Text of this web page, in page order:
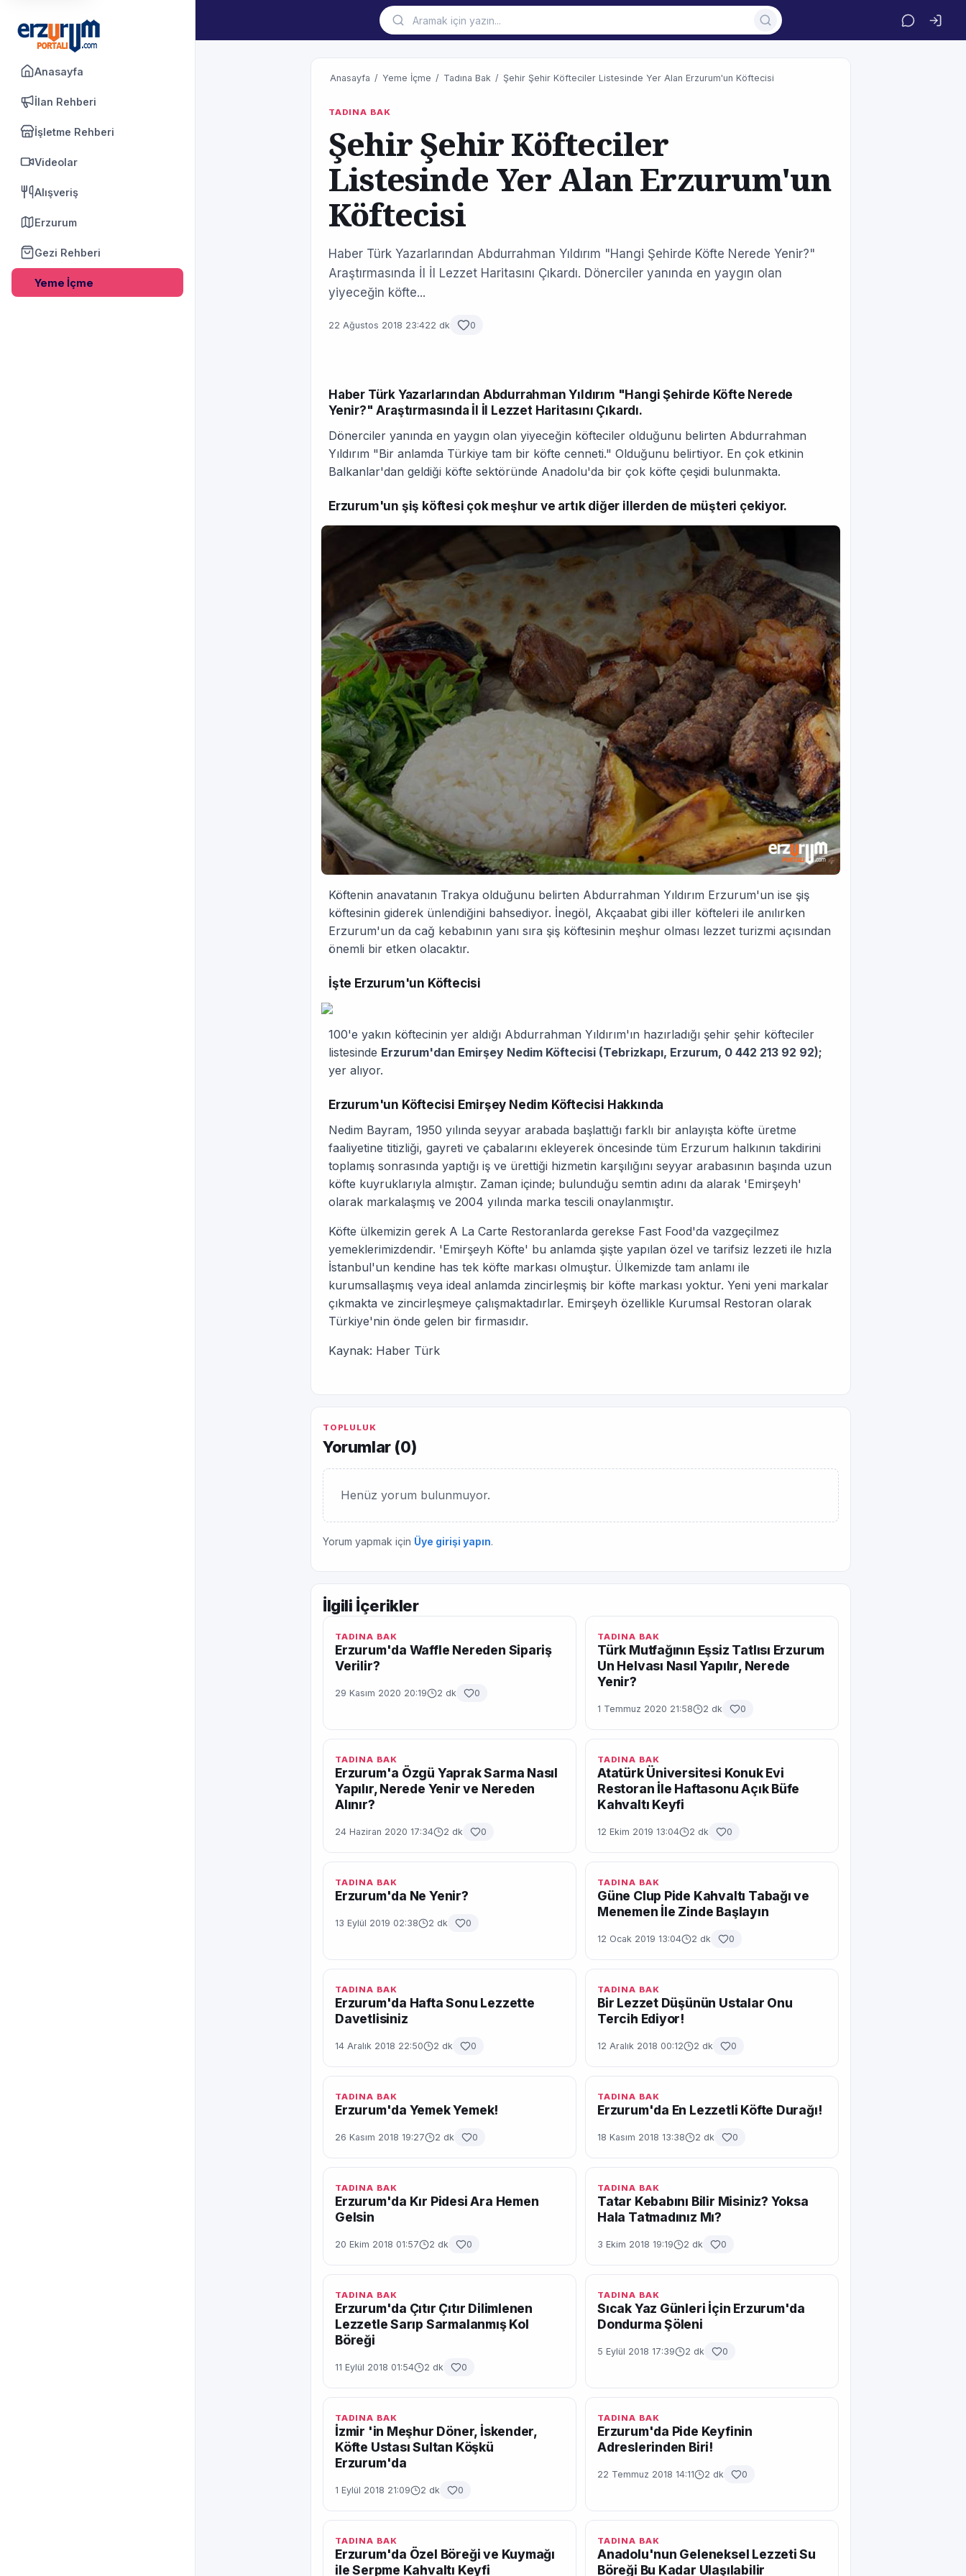
Anasayfa
İlan Rehberi
İşletme Rehberi
Videolar
Alışveriş
Erzurum
Gezi Rehberi
Yeme İçme
Anasayfa / Yeme İçme / Tadına Bak / Şehir Şehir Köfteciler Listesinde Yer Alan Erzurum'un Köftecisi
TADINA BAK
Şehir Şehir Köfteciler
Listesinde Yer Alan Erzurum'un
Köftecisi
Haber Türk Yazarlarından Abdurrahman Yıldırım "Hangi Şehirde Köfte Nerede Yenir?"
Araştırmasında İl İl Lezzet Haritasını Çıkardı. Dönerciler yanında en yaygın olan
yiyeceğin köfte...
22 Ağustos 2018 23:422 dk 0
Haber Türk Yazarlarından Abdurrahman Yıldırım "Hangi Şehirde Köfte Nerede
Yenir?" Araştırmasında İl İl Lezzet Haritasını Çıkardı.
Dönerciler yanında en yaygın olan yiyeceğin köfteciler olduğunu belirten Abdurrahman
Yıldırım "Bir anlamda Türkiye tam bir köfte cenneti." Olduğunu belirtiyor. En çok etkinin
Balkanlar'dan geldiği köfte sektöründe Anadolu'da bir çok köfte çeşidi bulunmakta.
Erzurum'un şiş köftesi çok meşhur ve artık diğer illerden de müşteri çekiyor.
Köftenin anavatanın Trakya olduğunu belirten Abdurrahman Yıldırım Erzurum'un ise şiş
köftesinin giderek ünlendiğini bahsediyor. İnegöl, Akçaabat gibi iller köfteleri ile anılırken
Erzurum'un da cağ kebabının yanı sıra şiş köftesinin meşhur olması lezzet turizmi açısından
önemli bir etken olacaktır.
İşte Erzurum'un Köftecisi
100'e yakın köftecinin yer aldığı Abdurrahman Yıldırım'ın hazırladığı şehir şehir köfteciler
listesinde Erzurum'dan Emirşey Nedim Köftecisi (Tebrizkapı, Erzurum, 0 442 213 92 92);
yer alıyor.
Erzurum'un Köftecisi Emirşey Nedim Köftecisi Hakkında
Nedim Bayram, 1950 yılında seyyar arabada başlattığı farklı bir anlayışta köfte üretme
faaliyetine titizliği, gayreti ve çabalarını ekleyerek öncesinde tüm Erzurum halkının takdirini
toplamış sonrasında yaptığı iş ve ürettiği hizmetin karşılığını seyyar arabasının başında uzun
köfte kuyruklarıyla almıştır. Zaman içinde; bulunduğu semtin adını da alarak 'Emirşeyh'
olarak markalaşmış ve 2004 yılında marka tescili onaylanmıştır.
Köfte ülkemizin gerek A La Carte Restoranlarda gerekse Fast Food'da vazgeçilmez
yemeklerimizdendir. 'Emirşeyh Köfte' bu anlamda şişte yapılan özel ve tarifsiz lezzeti ile hızla
İstanbul'un kendine has tek köfte markası olmuştur. Ülkemizde tam anlamı ile
kurumsallaşmış veya ideal anlamda zincirleşmiş bir köfte markası yoktur. Yeni yeni markalar
çıkmakta ve zincirleşmeye çalışmaktadırlar. Emirşeyh özellikle Kurumsal Restoran olarak
Türkiye'nin önde gelen bir firmasıdır.
Kaynak: Haber Türk
TOPLULUK
Yorumlar (0)
Henüz yorum bulunmuyor.
Yorum yapmak için Üye girişi yapın.
İlgili İçerikler
TADINA BAK
Erzurum'da Waffle Nereden Sipariş
Verilir?
29 Kasım 2020 20:19 2 dk 0
TADINA BAK
Türk Mutfağının Eşsiz Tatlısı Erzurum
Un Helvası Nasıl Yapılır, Nerede
Yenir?
1 Temmuz 2020 21:58 2 dk 0
TADINA BAK
Erzurum'a Özgü Yaprak Sarma Nasıl
Yapılır, Nerede Yenir ve Nereden
Alınır?
24 Haziran 2020 17:34 2 dk 0
TADINA BAK
Atatürk Üniversitesi Konuk Evi
Restoran İle Haftasonu Açık Büfe
Kahvaltı Keyfi
12 Ekim 2019 13:04 2 dk 0
TADINA BAK
Erzurum'da Ne Yenir?
13 Eylül 2019 02:38 2 dk 0
TADINA BAK
Güne Clup Pide Kahvaltı Tabağı ve
Menemen İle Zinde Başlayın
12 Ocak 2019 13:04 2 dk 0
TADINA BAK
Erzurum'da Hafta Sonu Lezzette
Davetlisiniz
14 Aralık 2018 22:50 2 dk 0
TADINA BAK
Bir Lezzet Düşünün Ustalar Onu
Tercih Ediyor!
12 Aralık 2018 00:12 2 dk 0
TADINA BAK
Erzurum'da Yemek Yemek!
26 Kasım 2018 19:27 2 dk 0
TADINA BAK
Erzurum'da En Lezzetli Köfte Durağı!
18 Kasım 2018 13:38 2 dk 0
TADINA BAK
Erzurum'da Kır Pidesi Ara Hemen
Gelsin
20 Ekim 2018 01:57 2 dk 0
TADINA BAK
Tatar Kebabını Bilir Misiniz? Yoksa
Hala Tatmadınız Mı?
3 Ekim 2018 19:19 2 dk 0
TADINA BAK
Erzurum'da Çıtır Çıtır Dilimlenen
Lezzetle Sarıp Sarmalanmış Kol
Böreği
11 Eylül 2018 01:54 2 dk 0
TADINA BAK
Sıcak Yaz Günleri İçin Erzurum'da
Dondurma Şöleni
5 Eylül 2018 17:39 2 dk 0
TADINA BAK
İzmir 'in Meşhur Döner, İskender,
Köfte Ustası Sultan Köşkü
Erzurum'da
1 Eylül 2018 21:09 2 dk 0
TADINA BAK
Erzurum'da Pide Keyfinin
Adreslerinden Biri!
22 Temmuz 2018 14:11 2 dk 0
TADINA BAK
Erzurum'da Özel Böreği ve Kuymağı
ile Serpme Kahvaltı Keyfi
TADINA BAK
Anadolu'nun Geleneksel Lezzeti Su
Böreği Bu Kadar Ulaşılabilir